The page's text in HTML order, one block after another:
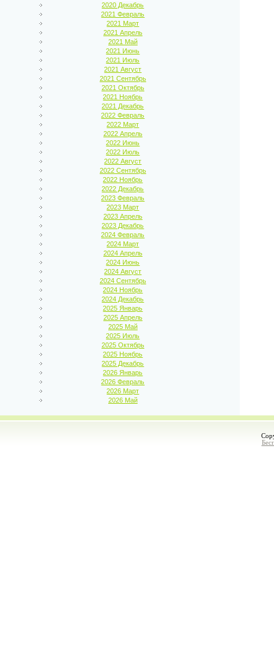
2020 Декабрь
2021 Февраль
2021 Март
2021 Апрель
2021 Май
2021 Июнь
2021 Июль
2021 Август
2021 Сентябрь
2021 Октябрь
2021 Ноябрь
2021 Декабрь
2022 Февраль
2022 Март
2022 Апрель
2022 Июнь
2022 Июль
2022 Август
2022 Сентябрь
2022 Ноябрь
2022 Декабрь
2023 Февраль
2023 Март
2023 Апрель
2023 Декабрь
2024 Февраль
2024 Март
2024 Апрель
2024 Июнь
2024 Август
2024 Сентябрь
2024 Ноябрь
2024 Декабрь
2025 Январь
2025 Апрель
2025 Май
2025 Июль
2025 Октябрь
2025 Ноябрь
2025 Декабрь
2026 Январь
2026 Февраль
2026 Март
2026 Май